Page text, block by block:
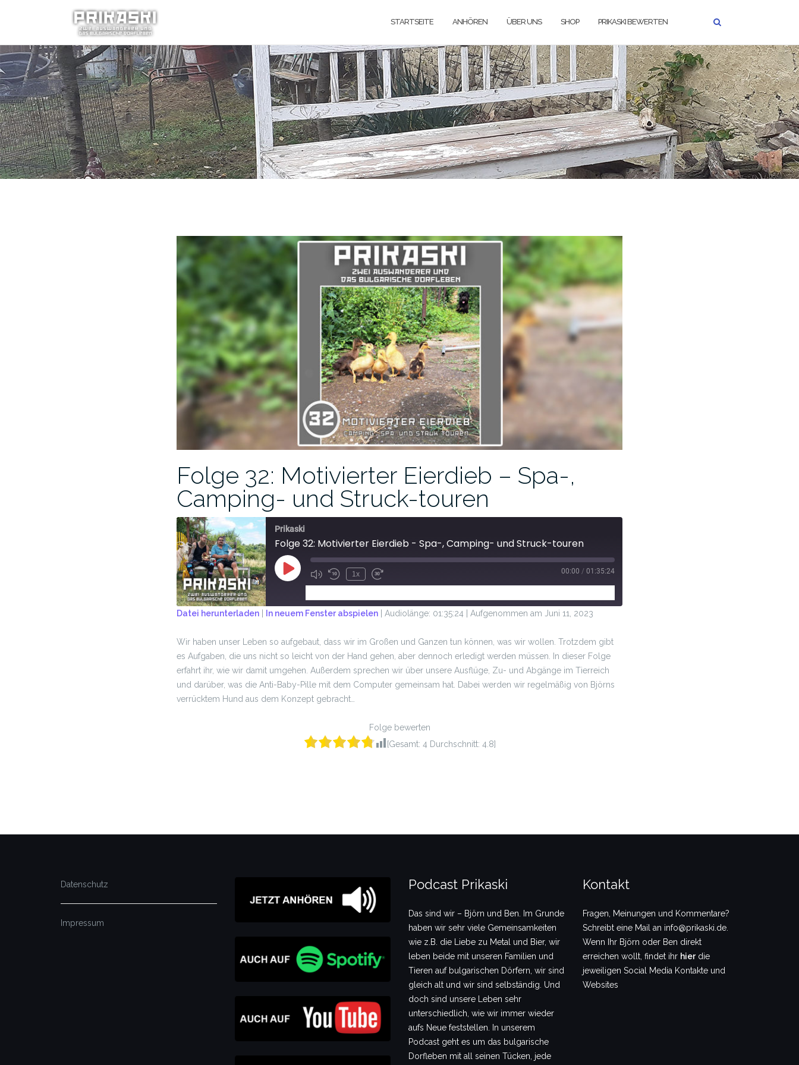
STARTSEITE ANHÖREN ÜBER UNS SHOP PRIKASKI BEWERTEN
Folge 32: Motivierter Eierdieb – Spa-,
Camping- und Struck-touren
Prikaski
Folge 32: Motivierter Eierdieb - Spa-, Camping- und Struck-touren
1x 00:00 / 01:35:24
RSS FEED
LINK
EMBED
Datei herunterladen | In neuem Fenster abspielen | Audiolänge: 01:35:24 | Aufgenommen am Juni 11, 2023
Wir haben unser Leben so aufgebaut, dass wir im Großen und Ganzen tun können, was wir wollen. Trotzdem gibt
es Aufgaben, die uns nicht so leicht von der Hand gehen, aber dennoch erledigt werden müssen. In dieser Folge
erfahrt ihr, wie wir damit umgehen. Außerdem sprechen wir über unsere Ausflüge, Zu- und Abgänge im Tierreich
und darüber, was die Anti-Baby-Pille mit dem Computer gemeinsam hat. Dabei werden wir regelmäßig von Björns
verrücktem Hund aus dem Konzept gebracht…
Folge bewerten
[Gesamt: 4 Durchschnitt: 4.8]
Datenschutz
Impressum
Podcast Prikaski
Das sind wir – Björn und Ben. Im Grunde
haben wir sehr viele Gemeinsamkeiten
wie z.B. die Liebe zu Metal und Bier, wir
leben beide mit unseren Familien und
Tieren auf bulgarischen Dörfern, wir sind
gleich alt und wir sind selbständig. Und
doch sind unsere Leben sehr
unterschiedlich, wie wir immer wieder
aufs Neue feststellen. In unserem
Podcast geht es um das bulgarische
Dorfleben mit all seinen Tücken, jede
Kontakt
Fragen, Meinungen und Kommentare?
Schreibt eine Mail an info@prikaski.de.
Wenn Ihr Björn oder Ben direkt
erreichen wollt, findet ihr hierdie
jeweiligen Social Media Kontakte und
Websites